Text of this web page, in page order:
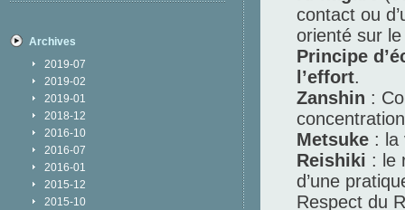
Archives
2019-07
2019-02
2019-01
2018-12
2016-10
2016-07
2016-01
2015-12
2015-10
contact ou
orienté sur
Principe
l’effort.
Zanshin :
concentration
Metsuke : la
Reishiki : le
d’une
Respect du